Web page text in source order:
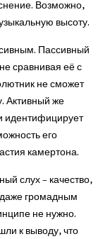
Возможно,
высоту.
Пассивный
сравнивая её с
не сможет
Активный же
идентифицирует
его
камертона.
слух – качество,
даже громадным
не нужно.
к выводу, что